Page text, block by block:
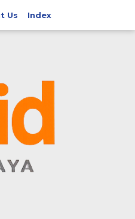
Us Index